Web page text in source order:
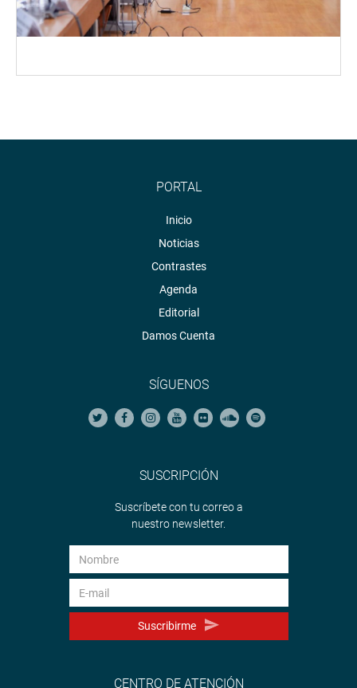
PORTAL
Inicio
Noticias
Contrastes
Agenda
Editorial
Damos Cuenta
SÍGUENOS
SUSCRIPCIÓN
Suscríbete con tu correo a
nuestro newsletter.
Suscribirme
CENTRO DE ATENCIÓN